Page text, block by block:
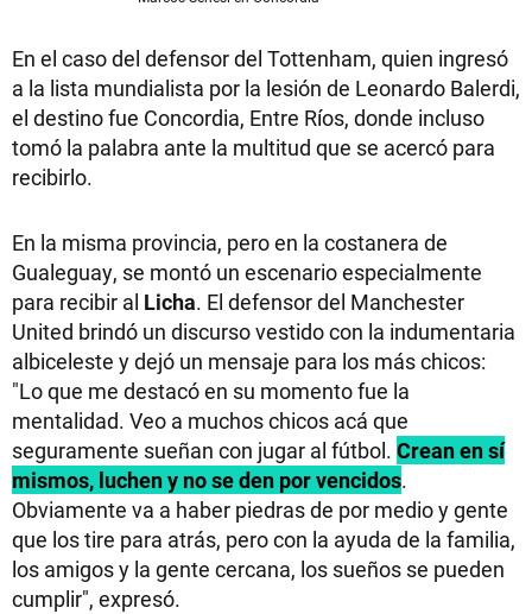
En el caso del defensor del Tottenham, quien ingresó
a la lista mundialista por la lesión de Leonardo Balerdi,
el destino fue Concordia, Entre Ríos, donde incluso
tomó la palabra ante la multitud que se acercó para
recibirlo.
En la misma provincia, pero en la costanera de
Gualeguay, se montó un escenario especialmente
para recibir al Licha. El defensor del Manchester
United brindó un discurso vestido con la indumentaria
albiceleste y dejó un mensaje para los más chicos:
"Lo que me destacó en su momento fue la
mentalidad. Veo a muchos chicos acá que
seguramente sueñan con jugar al fútbol. Crean en sí
mismos, luchen y no se den por vencidos.
Obviamente va a haber piedras de por medio y gente
que los tire para atrás, pero con la ayuda de la familia,
los amigos y la gente cercana, los sueños se pueden
cumplir", expresó.